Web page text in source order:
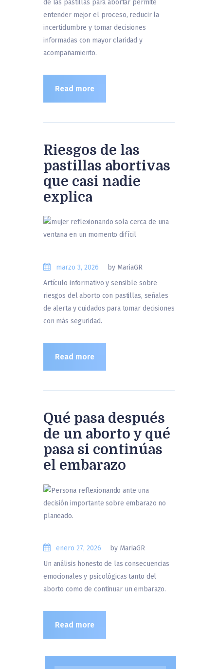
de las pastillas para abortar permite
entender mejor el proceso, reducir la
incertidumbre y tomar decisiones
informadas con mayor claridad y
acompañamiento.
Read more
Riesgos de las
pastillas abortivas
que casi nadie
explica
marzo 3, 2026
by MariaGR
Artículo informativo y sensible sobre
riesgos del aborto con pastillas, señales
de alerta y cuidados para tomar decisiones
con más seguridad.
Read more
Qué pasa después
de un aborto y qué
pasa si continúas
el embarazo
enero 27, 2026
by MariaGR
Un análisis honesto de las consecuencias
emocionales y psicológicas tanto del
aborto como de continuar un embarazo.
Read more